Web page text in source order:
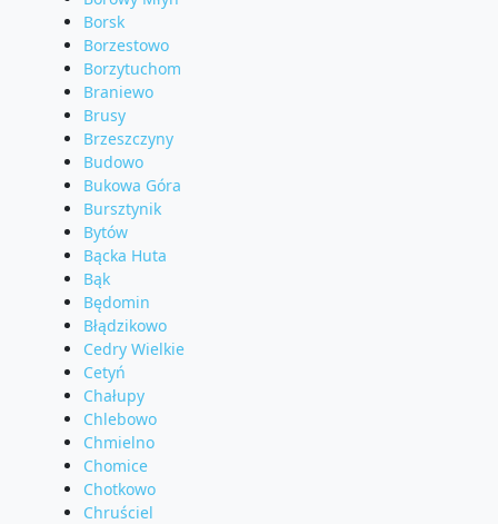
Borsk
Borzestowo
Borzytuchom
Braniewo
Brusy
Brzeszczyny
Budowo
Bukowa Góra
Bursztynik
Bytów
Bącka Huta
Bąk
Będomin
Błądzikowo
Cedry Wielkie
Cetyń
Chałupy
Chlebowo
Chmielno
Chomice
Chotkowo
Chruściel